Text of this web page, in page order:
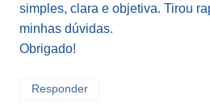
simples, clara e objetiva. Tirou
minhas dúvidas.
Obrigado!
Responder